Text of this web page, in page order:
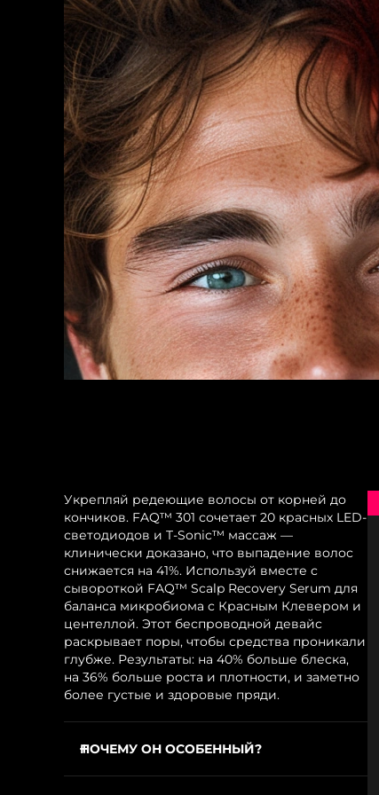
Укрепляй редеющие волосы от корней до
кончиков. FAQ™ 301 сочетает 20 красных LED-
светодиодов и T-Sonic™ массаж —
клинически доказано, что выпадение волос
снижается на 41%. Используй вместе с
сывороткой FAQ™ Scalp Recovery Serum для
баланса микробиома с Красным Клевером и
центеллой. Этот беспроводной девайс
раскрывает поры, чтобы средства проникали
глубже. Результаты: на 40% больше блеска,
на 36% больше роста и плотности, и заметно
более густые и здоровые пряди.
ПОЧЕМУ ОН ОСОБЕННЫЙ?